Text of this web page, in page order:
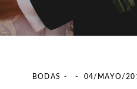
BODAS 04/MAYO/